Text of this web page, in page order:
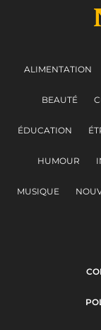
ALIMENTATION
BEAUTÉ
ÉDUCATION
HUMOUR
MUSIQUE